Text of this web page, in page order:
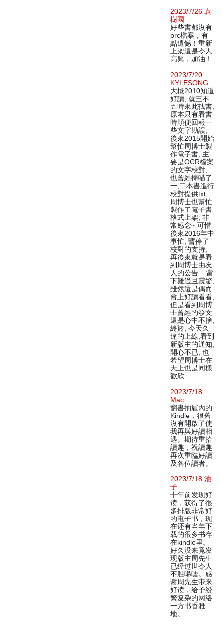
2023/7/26 袁
樹國
好些書都沒有
prc檔案，有
點遺憾！重新
上架還是令人
高興，加油！
2023/7/20
KYLESONG
大概2010知道
好讀, 就三不
五時來此找書,
原本只有看書
時順便回報一
些文字勘誤,
後來2015開始
幫忙周博士製
作電子書, 主
要是OCR檔案
的文字校對,
也曾經掃瞄了
一,二本書進行
校對提供txt,
周博士也幫忙
製作了電子書
格式上架, 非
常感念~ 可惜
後來2016年中
事忙, 暫停了
校對的支持,
再後來就是看
到周博士由友
人的公告....當
下難過且震驚,
雖然還是偶而
會上好讀看看,
但是看到周博
士曾經的發文
還是心中不捨,
終於, 今天久
違的上線,看到
新版主的通知,
開心不已, 也
希望周博士在
天上也是同樣
歡欣.
2023/7/18
Mac
翻書抽屜內的
Kindle，很舊
沒有開啟了使
我再與好讀相
遇。期待重拾
讀趣，祝讀趣
再次重臨好讀
及各位讀者。
2023/7/18 池
子
十年前发现好
读，获得了很
多排版非常好
的电子书，现
在还有当年下
载的很多书存
在kindle里。
好久没来竟发
现版主周先生
已经过世令人
不胜唏嘘。感
谢周先生带来
好读，给予纷
繁复杂的网络
一方书香雅
地。